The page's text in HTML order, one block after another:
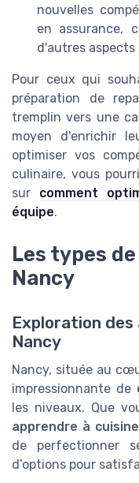
nouvelles
en assurance,
d'autres aspects
Pour ceux qui
préparation de
tremplin vers une
moyen d'enrichir
optimiser vos
culinaire, vous
sur comment
équipe.
Les types
Nancy
Exploration
Nancy
Nancy, située au
impressionnante de
les niveaux. Que
apprendre à
de perfectionner
d’options pour